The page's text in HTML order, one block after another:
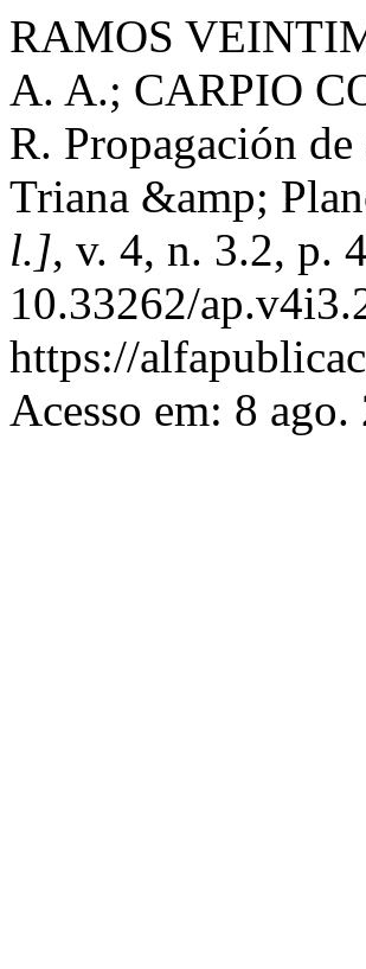
RAMOS
A. A.; CARPIO
R. Propagación
Triana &amp;
l.], v. 4, n. 3.2, p.
10.33262/
https://
Acesso em: 8 ago.